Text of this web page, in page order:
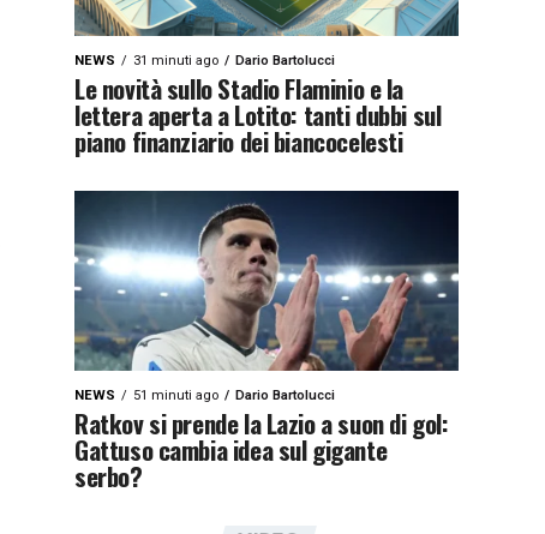
NEWS 31 minuti ago Dario Bartolucci
Le novità sullo Stadio Flaminio e la
lettera aperta a Lotito: tanti dubbi sul
piano finanziario dei biancocelesti
NEWS 51 minuti ago Dario Bartolucci
Ratkov si prende la Lazio a suon di gol:
Gattuso cambia idea sul gigante
serbo?